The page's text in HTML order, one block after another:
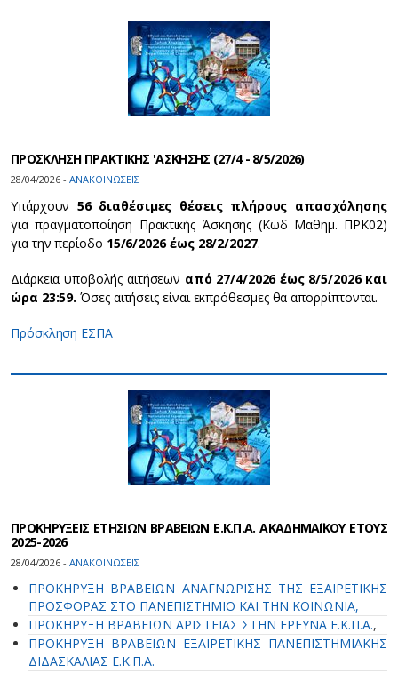
ΠΡΟΣΚΛΗΣΗ ΠΡΑΚΤΙΚΗΣ 'ΑΣΚΗΣΗΣ (27/4 - 8/5/2026)
28/04/2026 - ΑΝΑΚΟΙΝΩΣΕΙΣ
Υπάρχουν 56 διαθέσιμες θέσεις πλήρους απασχόλησης
για πραγματοποίηση Πρακτικής Άσκησης (Κωδ Μαθημ. ΠΡΚ02)
για την περίοδο 15/6/2026 έως 28/2/2027.
Διάρκεια υποβολής αιτήσεων από 27/4/2026 έως 8/5/2026 και
ώρα 23:59. Όσες αιτήσεις είναι εκπρόθεσμες θα απορρίπτονται.
Πρόσκληση ΕΣΠΑ
ΠΡΟΚΗΡΥΞΕΙΣ ΕΤΗΣΙΩΝ ΒΡΑΒΕΙΩΝ Ε.Κ.Π.Α. ΑΚΑΔΗΜΑΪΚΟΥ ΕΤΟΥΣ
2025-2026
28/04/2026 - ΑΝΑΚΟΙΝΩΣΕΙΣ
ΠΡΟΚΗΡΥΞΗ ΒΡΑΒΕΙΩΝ ΑΝΑΓΝΩΡΙΣΗΣ ΤΗΣ ΕΞΑΙΡΕΤΙΚΗΣ
ΠΡΟΣΦΟΡΑΣ ΣΤΟ ΠΑΝΕΠΙΣΤΗΜΙΟ ΚΑΙ ΤΗΝ ΚΟΙΝΩΝΙΑ,
ΠΡΟΚΗΡΥΞΗ ΒΡΑΒΕΙΩΝ ΑΡΙΣΤΕΙΑΣ ΣΤΗΝ ΕΡΕΥΝΑ Ε.Κ.Π.Α.,
ΠΡΟΚΗΡΥΞΗ ΒΡΑΒΕΙΩΝ ΕΞΑΙΡΕΤΙΚΗΣ ΠΑΝΕΠΙΣΤΗΜΙΑΚΗΣ
ΔΙΔΑΣΚΑΛΙΑΣ Ε.Κ.Π.Α.